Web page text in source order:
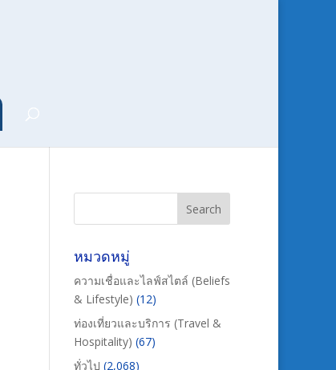
หมวดหมู่
ความเชื่อและไลฟ์สไตล์ (Beliefs
& Lifestyle) (12)
ท่องเที่ยวและบริการ (Travel &
Hospitality) (67)
ทั่วไป (2,068)